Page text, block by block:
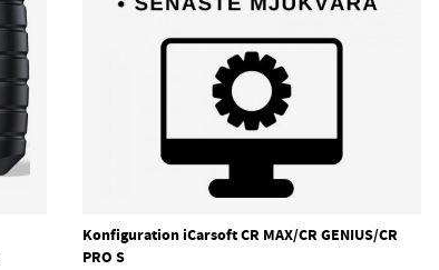
Konfiguration iCarsoft CR MAX/CR GENIUS/CR
PRO S